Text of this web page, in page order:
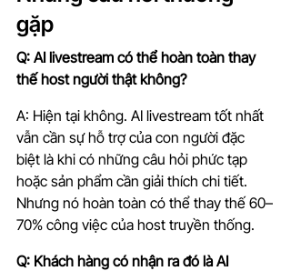
gặp
Q: AI livestream có thể hoàn toàn thay
thế host người thật không?
A: Hiện tại không. AI livestream tốt nhất
vẫn cần sự hỗ trợ của con người đặc
biệt là khi có những câu hỏi phức tạp
hoặc sản phẩm cần giải thích chi tiết.
Nhưng nó hoàn toàn có thể thay thế 60–
70% công việc của host truyền thống.
Q: Khách hàng có nhận ra đó là AI